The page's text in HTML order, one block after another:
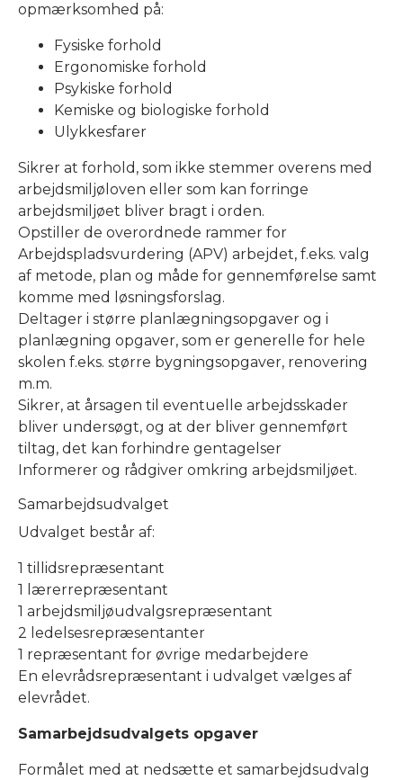
opmærksomhed på:
Fysiske forhold
Ergonomiske forhold
Psykiske forhold
Kemiske og biologiske forhold
Ulykkesfarer
Sikrer at forhold, som ikke stemmer overens med
arbejdsmiljøloven eller som kan forringe
arbejdsmiljøet bliver bragt i orden.
Opstiller de overordnede rammer for
Arbejdspladsvurdering (APV) arbejdet, f.eks. valg
af metode, plan og måde for gennemførelse samt
komme med løsningsforslag.
Deltager i større planlægningsopgaver og i
planlægning opgaver, som er generelle for hele
skolen f.eks. større bygningsopgaver, renovering
m.m.
Sikrer, at årsagen til eventuelle arbejdsskader
bliver undersøgt, og at der bliver gennemført
tiltag, det kan forhindre gentagelser
Informerer og rådgiver omkring arbejdsmiljøet.
Samarbejdsudvalget
Udvalget består af:
1 tillidsrepræsentant
1 lærerrepræsentant
1 arbejdsmiljøudvalgsrepræsentant
2 ledelsesrepræsentanter
1 repræsentant for øvrige medarbejdere
En elevrådsrepræsentant i udvalget vælges af
elevrådet.
Samarbejdsudvalgets opgaver
Formålet med at nedsætte et samarbejdsudvalg